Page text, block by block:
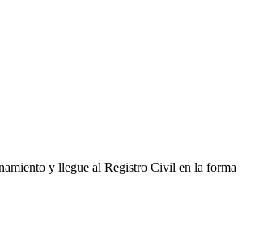
y llegue al Registro Civil en la forma